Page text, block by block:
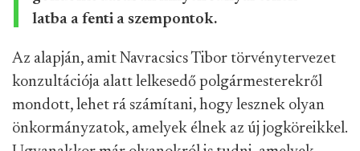
latba a fenti a szempontok.
Az alapján, amit Navracsics Tibor törvénytervezet
konzultációja alatt lelkesedő polgármesterekről
mondott, lehet rá számítani, hogy lesznek olyan
önkormányzatok, amelyek élnek az új jogköreikkel.